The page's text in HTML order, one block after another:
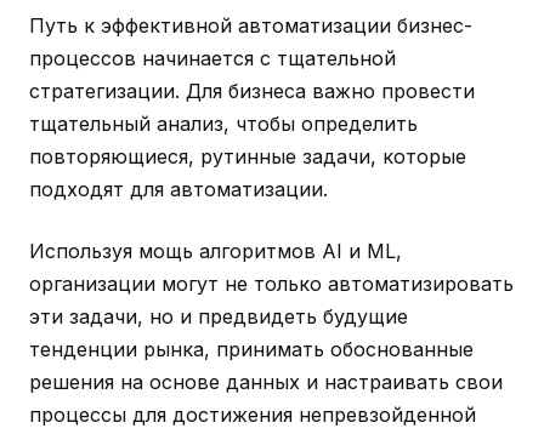
Путь к эффективной автоматизации бизнес-
процессов начинается с тщательной
стратегизации. Для бизнеса важно провести
тщательный анализ, чтобы определить
повторяющиеся, рутинные задачи, которые
подходят для автоматизации.
Используя мощь алгоритмов AI и ML,
организации могут не только автоматизировать
эти задачи, но и предвидеть будущие
тенденции рынка, принимать обоснованные
решения на основе данных и настраивать свои
процессы для достижения непревзойденной